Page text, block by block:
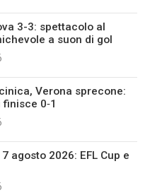
3-3: spettacolo al
a suon di gol
Verona sprecone:
0‑1
agosto 2026: EFL Cup e